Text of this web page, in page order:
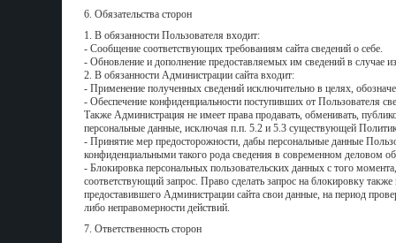
6. Обязательства сторон
1. В обязанности Пользователя входит:
- Сообщение соответствующих требованиям сайта сведений о себе.
- Обновление и дополнение предоставляемых им сведений в случае
2. В обязанности Администрации сайта входит:
- Применение полученных сведений исключительно в целях,
- Обеспечение конфиденциальности поступивших от Пользователя
Также Администрация не имеет права продавать, обменивать,
персональные данные, исключая п.п. 5.2 и 5.3 существующей
- Принятие мер предосторожности, дабы персональные данные
конфиденциальными такого рода сведения в современном деловом
- Блокировка персональных пользовательских данных с того
соответствующий запрос. Право сделать запрос на блокировку
предоставившего Администрации сайта свои данные, на период
либо неправомерности действий.
7. Ответственность сторон